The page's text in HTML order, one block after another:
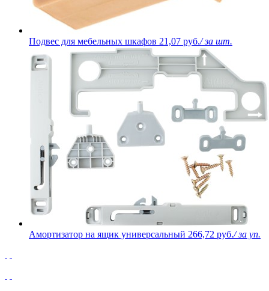
Подвес для мебельных шкафов 21,07 руб./ за шт.
Амортизатор на ящик универсальный 266,72 руб./ за уп.